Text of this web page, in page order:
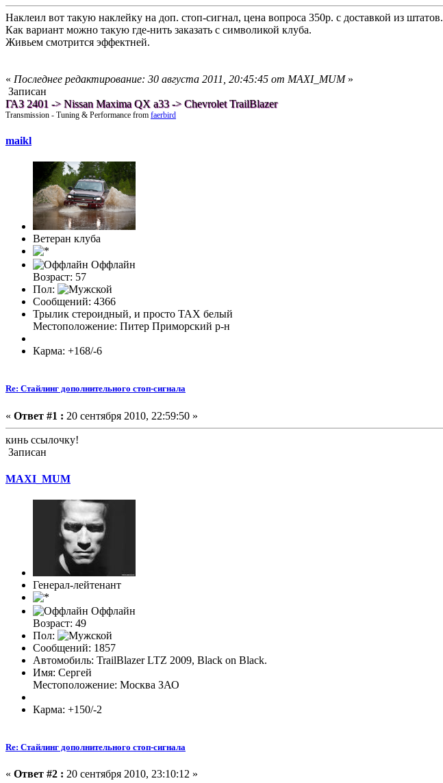
Наклеил вот такую наклейку на доп. стоп-сигнал, цена вопроса 350р. с доставкой из штатов.
Как вариант можно такую где-нить заказать с символикой клуба.
Живьем смотрится эффектней.
« Последнее редактирование: 30 августа 2011, 20:45:45 от MAXI_MUM»
Записан
ГАЗ 2401 -> Nissan Maxima QX a33 -> Chevrolet TrailBlazer
Transmission - Tuning & Performance from faerbird
maikl
Ветеран клуба
Оффлайн
Возраст: 57
Пол:
Сообщений: 4366
Трылик стероидный, и просто ТАХ белый
Местоположение: Питер Приморский р-н
Карма: +168/-6
Re: Стайлинг дополнительного стоп-сигнала
« Ответ #1 : 20 сентября 2010, 22:59:50 »
кинь ссылочку!
Записан
MAXI_MUM
Генерал-лейтенант
Оффлайн
Возраст: 49
Пол:
Сообщений: 1857
Автомобиль: TrailBlazer LTZ 2009, Black on Black.
Имя: Сергей
Местоположение: Москва ЗАО
Карма: +150/-2
Re: Стайлинг дополнительного стоп-сигнала
« Ответ #2 : 20 сентября 2010, 23:10:12 »